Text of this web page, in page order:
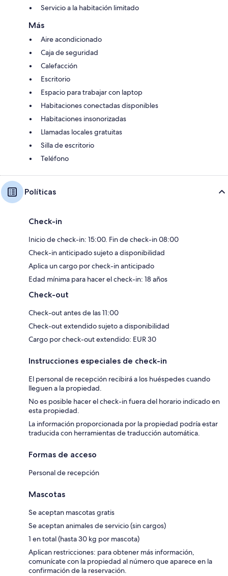
Servicio a la habitación limitado
Más
Aire acondicionado
Caja de seguridad
Calefacción
Escritorio
Espacio para trabajar con laptop
Habitaciones conectadas disponibles
Habitaciones insonorizadas
Llamadas locales gratuitas
Silla de escritorio
Teléfono
Políticas
Check-in
Inicio de check-in: 15:00. Fin de check-in 08:00
Check-in anticipado sujeto a disponibilidad
Aplica un cargo por check-in anticipado
Edad mínima para hacer el check-in: 18 años
Check-out
Check-out antes de las 11:00
Check-out extendido sujeto a disponibilidad
Cargo por check-out extendido: EUR 30
Instrucciones especiales de check-in
El personal de recepción recibirá a los huéspedes cuando
lleguen a la propiedad.
No es posible hacer el check-in fuera del horario indicado en
esta propiedad.
La información proporcionada por la propiedad podría estar
traducida con herramientas de traducción automática.
Formas de acceso
Personal de recepción
Mascotas
Se aceptan mascotas gratis
Se aceptan animales de servicio (sin cargos)
1 en total (hasta 30 kg por mascota)
Aplican restricciones: para obtener más información,
comunícate con la propiedad al número que aparece en la
confirmación de la reservación.